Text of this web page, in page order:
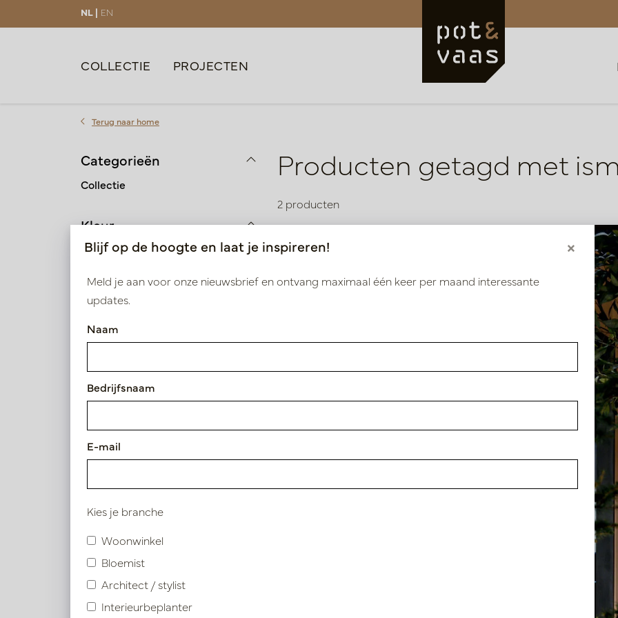
NL | EN
COLLECTIE PROJECTEN
Terug naar home
Producten getagd met
2 producten
Op voorraad
Pot Groove Aluminium D60
Op voorraad
Categorieën
Collectie
Kleur
Zilver | Grijs | Antraciet
Goud | Brons | Koper
Materiaal
Hoogte
25 - 50cm
50 - 75cm
Gebruik
Indoor
Blijf op de hoogte en laat je inspireren! ×
Meld je aan voor onze nieuwsbrief en ontvang maximaal één keer per maand interessante
updates.
Naam
Bedrijfsnaam
E-mail
Kies je branche
Woonwinkel
Bloemist
Architect / stylist
Interieurbeplanter